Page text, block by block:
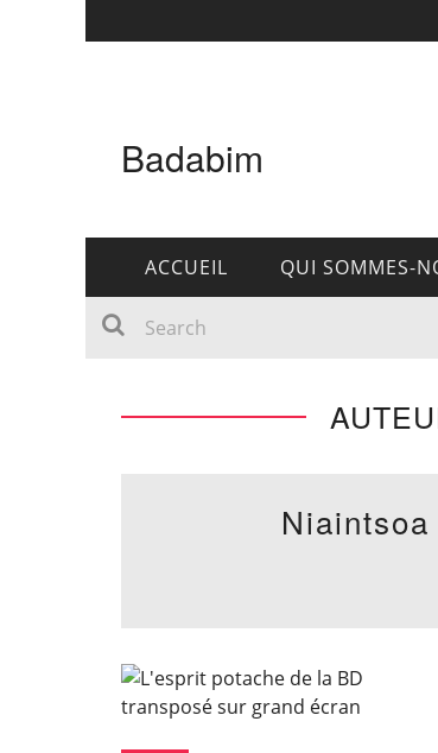
Badabim
ACCUEIL QUI SOMMES-
Niaintsoa